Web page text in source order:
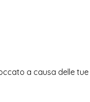
a causa delle